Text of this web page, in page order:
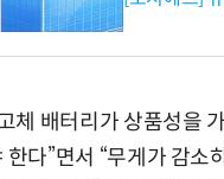
체 배터리가 상품성을
한다”면서 “무게가 감